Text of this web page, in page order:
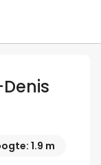
1.9 m